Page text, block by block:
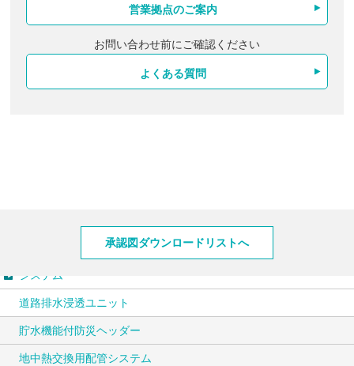
営業拠点のご案内
お問い合わせ前にご確認ください
よくある質問
承認図ダウンロードリストへ
システム
道路排水浸透ユニット
貯水機能付防災ヘッダー
地中熱交換用配管システム